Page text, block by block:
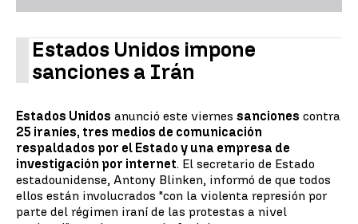
Estados Unidos impone
sanciones a Irán
Estados Unidos anunció este viernes sanciones contra
25 iraníes, tres medios de comunicación
respaldados por el Estado y una empresa de
investigación por internet. El secretario de Estado
estadounidense, Antony Blinken, informó de que todos
ellos están involucrados "con la violenta represión por
parte del régimen iraní de las protestas a nivel